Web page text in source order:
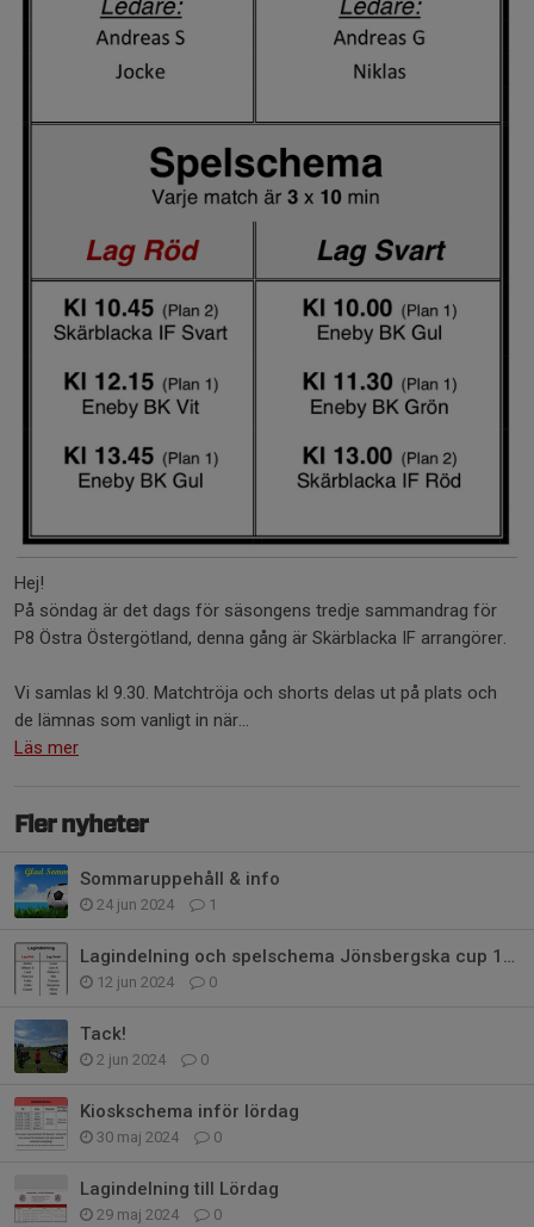
Hej!
På söndag är det dags för säsongens tredje sammandrag för
P8 Östra Östergötland, denna gång är Skärblacka IF arrangörer.
Vi samlas kl 9.30. Matchtröja och shorts delas ut på plats och
de lämnas som vanligt in när...
Läs mer
Fler nyheter
Sommaruppehåll & info
24 jun 2024 1
Lagindelning och spelschema Jönsbergska cup 15/6
12 jun 2024 0
Tack!
2 jun 2024 0
Kioskschema inför lördag
30 maj 2024 0
Lagindelning till Lördag
29 maj 2024 0